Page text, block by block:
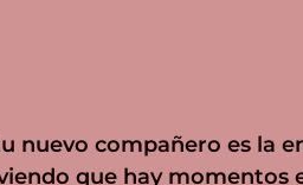
nuevo compañero es la
que hay momentos